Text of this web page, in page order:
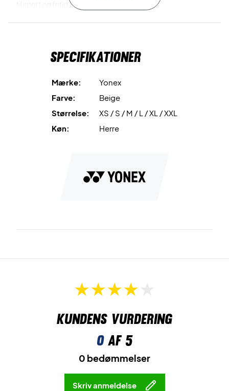
til sport og fritid.
oplevelse.
Opnå balancen mellem komfort og stil – bestil Yonex VA
Farve: Grayish Beige
Materiale: 46% rayon, 41% bomuld, 13% polyester
Specifikationer
Mærke:
Yonex
Farve:
Beige
Størrelse:
XS / S / M / L / XL / XXL
Køn:
Herre
Kundens vurdering
0af 5
0 bedømmelser
Skriv anmeldelse